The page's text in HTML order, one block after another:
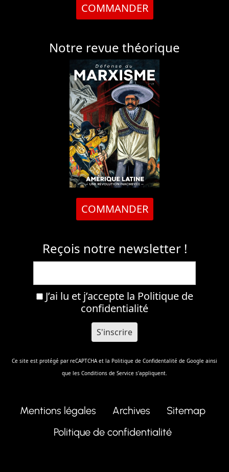
COMMANDER
Notre revue théorique
COMMANDER
Reçois notre newsletter !
J’ai lu et j’accepte la Politique de
confidentialité
Ce site est protégé par reCAPTCHA et la Politique de Confidentalité de Google ainsi
que les Conditions de Service s'appliquent.
Mentions légales Archives
Sitemap
Politique de confidentialité